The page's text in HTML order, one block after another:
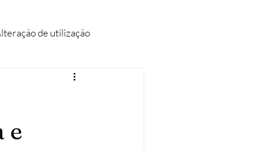
de utilização
Condomínios
Hotéis
e